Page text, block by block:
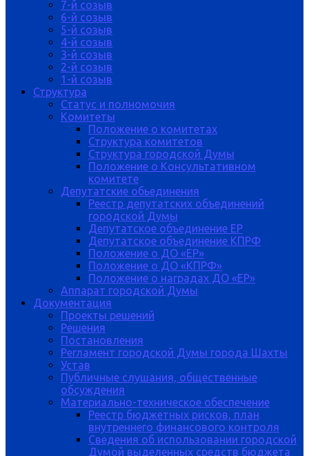
7-й созыв
6-й созыв
5-й созыв
4-й созыв
3-й созыв
2-й созыв
1-й созыв
Структура
Статус и полномочия
Комитеты
Положение о комитетах
Структура комитетов
Структура городской Думы
Положение о Консультативном
комитете
Депутатские обьединения
Реестр депутатских объединений
городской Думы
Депутатское объединение ЕР
Депутатское объединение КПРФ
Положение о ДО «ЕР»
Положение о ДО «КПРФ»
Положение о наградах ДО «ЕР»
Аппарат городской Думы
Документация
Проекты решений
Решения
Постановления
Регламент городской Думы города Шахты
Устав
Публичные слушания, общественные
обсуждения
Материально-техническое обеспечение
Реестр бюджетных рисков, план
внутреннего финансового контроля
Сведения об использовании городской
Думой выделенных средств бюджета